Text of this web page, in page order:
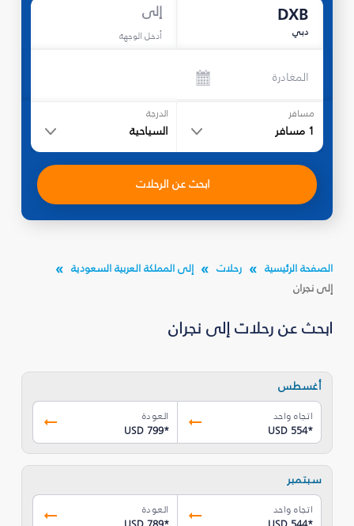
DXB
دبي
إلى
أدخل الوجهة
المغادرة
مسافر
1 مسافر
الدرجة
السياحية
ابحث عن الرحلات
الصفحة الرئيسية رحلات
إلى المملكة العربية السعودية
إلى نجران‎
ابحث عن رحلات إلى نجران‎
أغسطس
اتجاه واحد
USD 554*
العودة
USD 799*
سبتمبر
اتجاه واحد العودة